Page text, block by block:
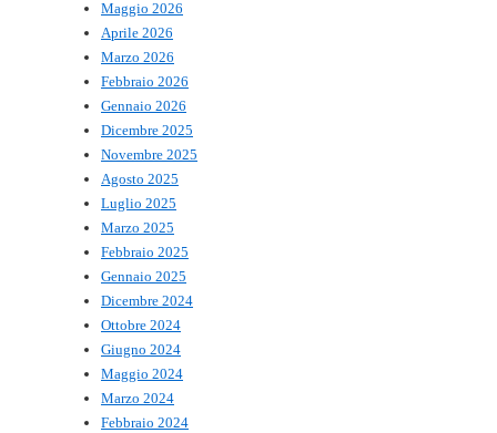
Maggio 2026
Aprile 2026
Marzo 2026
Febbraio 2026
Gennaio 2026
Dicembre 2025
Novembre 2025
Agosto 2025
Luglio 2025
Marzo 2025
Febbraio 2025
Gennaio 2025
Dicembre 2024
Ottobre 2024
Giugno 2024
Maggio 2024
Marzo 2024
Febbraio 2024